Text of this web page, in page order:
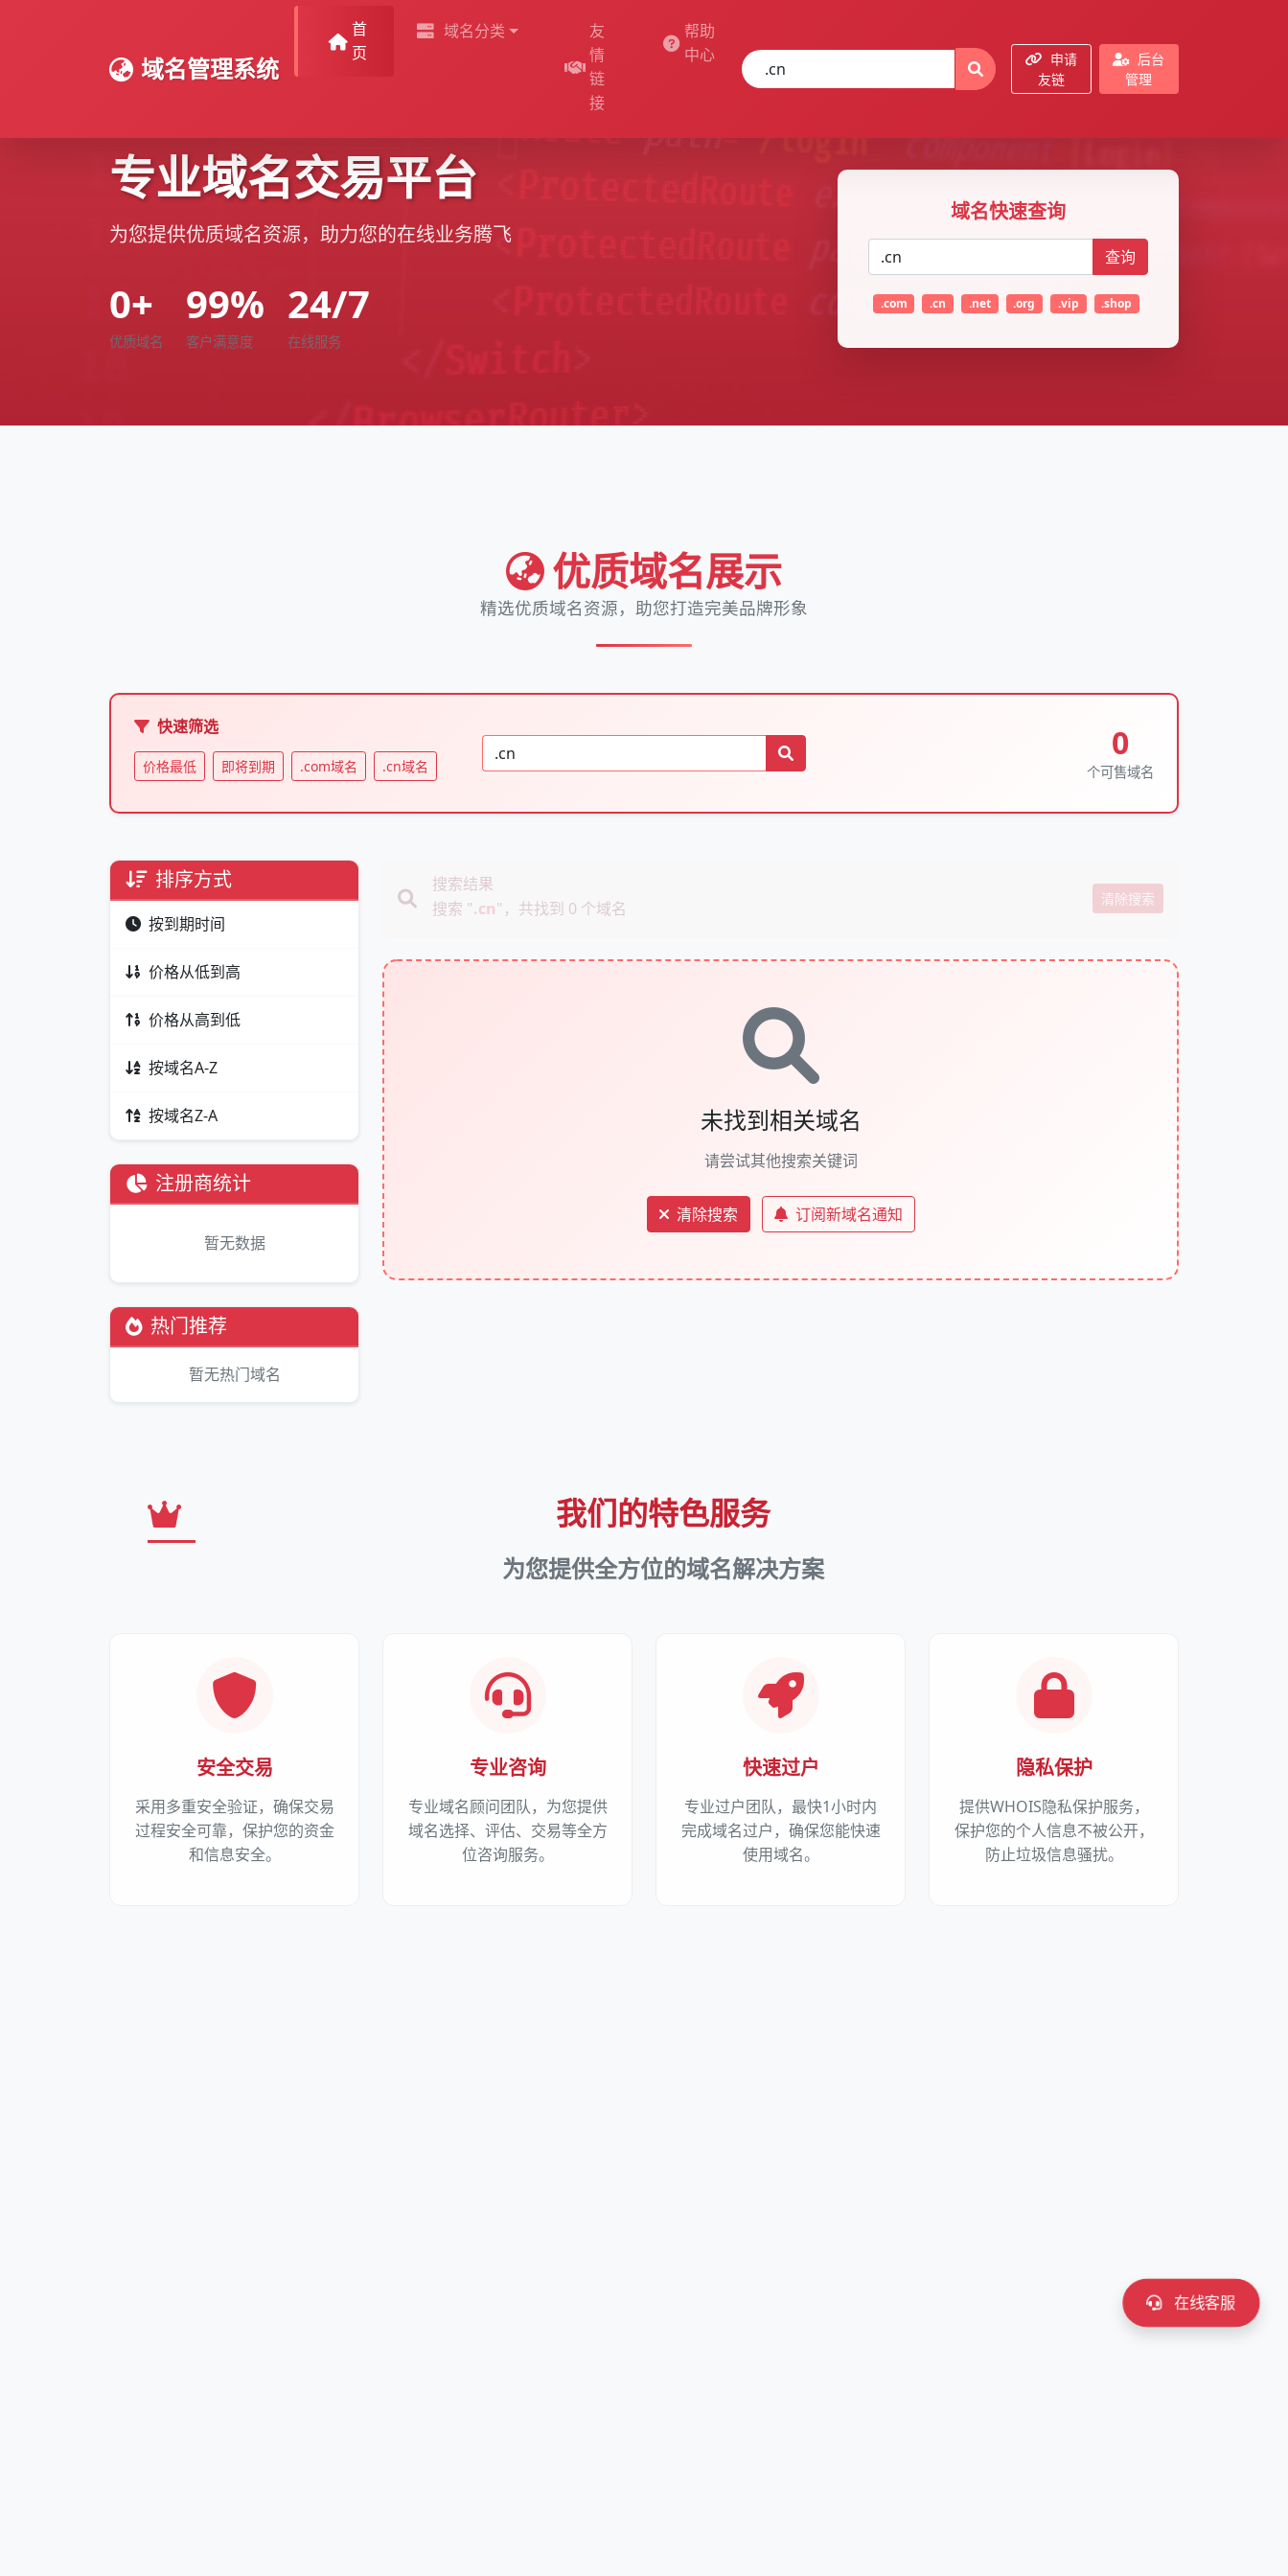
域名管理系统
首
页
域名分类
友
情
链
接
帮助
中心
申请
友链
后台
管理
专业域名交易平台
为您提供优质域名资源，助力您的在线业务腾飞
0+
优质域名
99%
客户满意度
24/7
在线服务
域名快速查询
查询
.com .cn .net .org .vip .shop
优质域名展示
精选优质域名资源，助您打造完美品牌形象
快速筛选
价格最低 即将到期 .com域名 .cn域名
0
个可售域名
排序方式
按到期时间
价格从低到高
价格从高到低
按域名A-Z
按域名Z-A
注册商统计
暂无数据
热门推荐
暂无热门域名
搜索结果
搜索 ".cn"，共找到 0 个域名 清除搜索
未找到相关域名
请尝试其他搜索关键词
清除搜索 订阅新域名通知
我们的特色服务
为您提供全方位的域名解决方案
安全交易
采用多重安全验证，确保交易
过程安全可靠，保护您的资金
和信息安全。
专业咨询
专业域名顾问团队，为您提供
域名选择、评估、交易等全方
位咨询服务。
快速过户
专业过户团队，最快1小时内
完成域名过户，确保您能快速
使用域名。
隐私保护
提供WHOIS隐私保护服务，
保护您的个人信息不被公开，
防止垃圾信息骚扰。
在线客服